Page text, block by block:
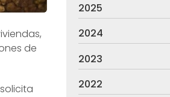
de
2025
2024
2023
2022